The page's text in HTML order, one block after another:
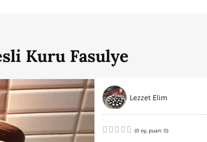
Kuru Fasulye
Lezzet Elim
(0 oy, puan: 0)